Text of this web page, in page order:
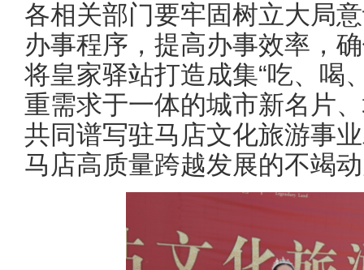
各相关部门要牢固树立大局
办事程序，提高办事效率，
将皇家驿站打造成集“吃、喝
重需求于一体的城市新名片
共同谱写驻马店文化旅游事
马店高质量跨越发展的不竭